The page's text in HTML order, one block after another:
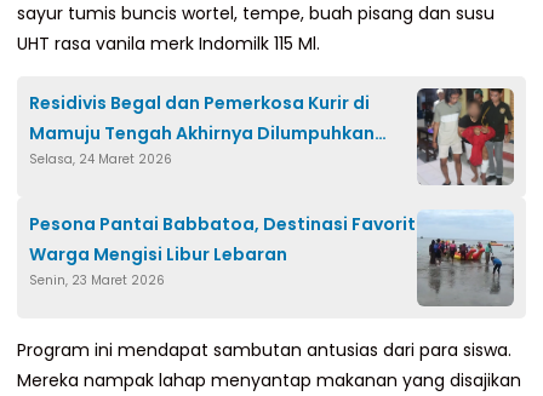
sayur tumis buncis wortel, tempe, buah pisang dan susu
UHT rasa vanila merk Indomilk 115 Ml.
Residivis Begal dan Pemerkosa Kurir di
Mamuju Tengah Akhirnya Dilumpuhkan
Polisi
Selasa, 24 Maret 2026
Pesona Pantai Babbatoa, Destinasi Favorit
Warga Mengisi Libur Lebaran
Senin, 23 Maret 2026
Program ini mendapat sambutan antusias dari para siswa.
Mereka nampak lahap menyantap makanan yang disajikan